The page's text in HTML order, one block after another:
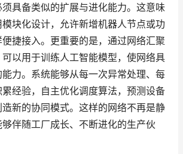
具备类似的扩展与进化能力。这意味
块化设计，允许新增机器人节点或功
捷接入。更重要的是，通过网络汇聚
以用于训练人工智能模型，使网络具
力。系统能够从每一次异常处理、每
经验，自主优化调度算法，预测设备
新的协同模式。这样的网络不再是静
伴随工厂成长、不断进化的生产伙